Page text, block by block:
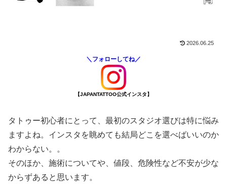
2026.06.25
＼フォローしてね／
【JAPANTATTOO公式インスタ】
タトゥー初心者にとって、最初のスタジオ選びは特に悩み
ますよね。インスタを眺めても結局どこを選べばいいのか
わからない。。
そのほか、施術についてや、値段、危険性など不安が少な
からずあると思います。